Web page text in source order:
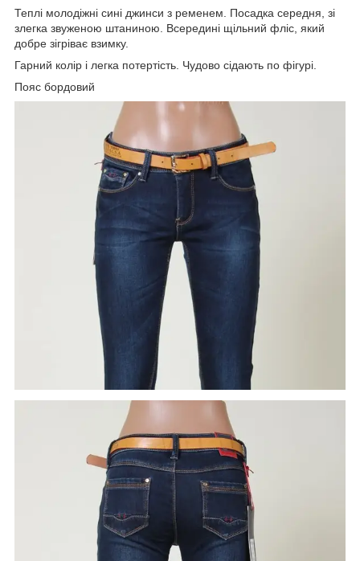
Теплі молодіжні сині джинси з ременем. Посадка середня, зі
злегка звуженою штаниною. Всередині щільний фліс, який
добре зігріває взимку.
Гарний колір і легка потертість. Чудово сідають по фігурі.
Пояс бордовий